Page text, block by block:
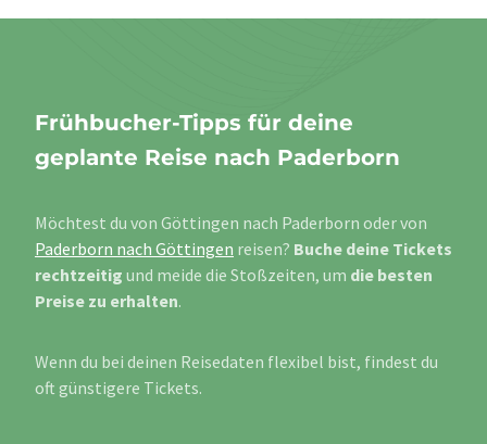
Frühbucher-Tipps für deine
geplante Reise nach Paderborn
Möchtest du von Göttingen nach Paderborn oder von
Paderborn nach Göttingen reisen? Buche deine Tickets
rechtzeitig und meide die Stoßzeiten, um die besten
Preise zu erhalten.
Wenn du bei deinen Reisedaten flexibel bist, findest du
oft günstigere Tickets.